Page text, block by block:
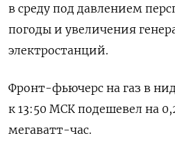
в среду под давлением
погоды и увеличения
электростанций.
Фронт-фьючерс на газ в
к 13:50 МСК подешевел на
мегаватт-час.